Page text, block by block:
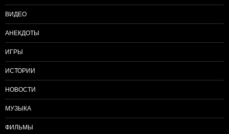
ВИДЕО
АНЕКДОТЫ
ИГРЫ
ИСТОРИИ
НОВОСТИ
МУЗЫКА
ФИЛЬМЫ